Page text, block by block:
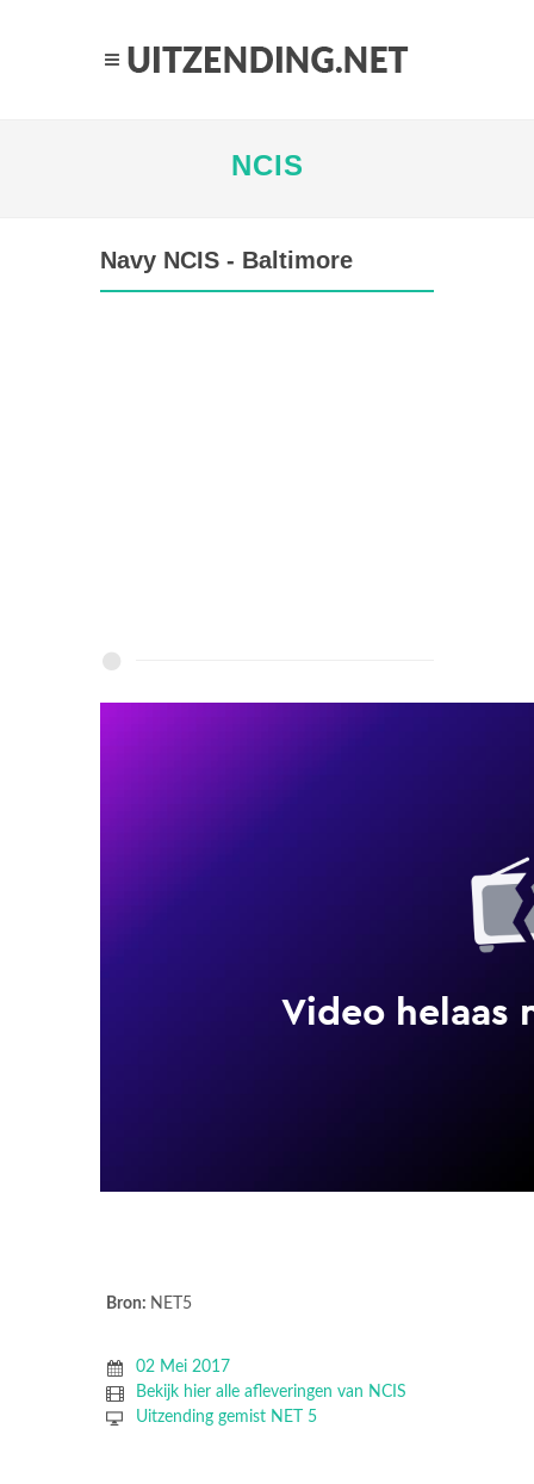
NCIS
Navy NCIS - Baltimore
Bron: NET5
02 Mei 2017
Bekijk hier alle afleveringen van NCIS
Uitzending gemist NET 5